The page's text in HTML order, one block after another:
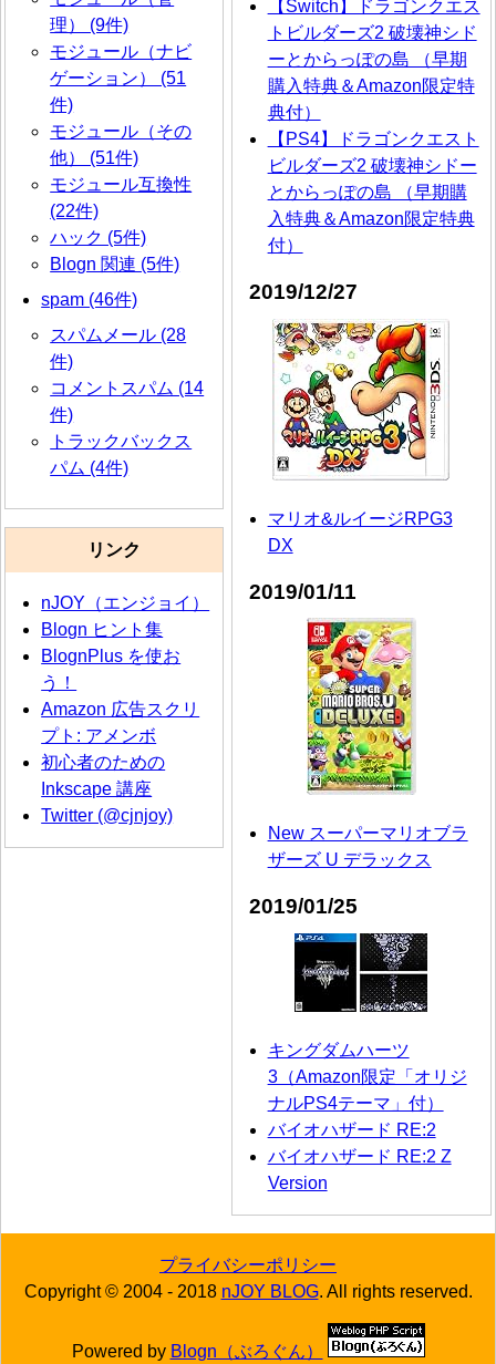
理） (9件)
モジュール（ナビ
ゲーション） (51
件)
モジュール（その
他） (51件)
モジュール互換性
(22件)
ハック (5件)
Blogn 関連 (5件)
spam (46件)
スパムメール (28
件)
コメントスパム (14
件)
トラックバックス
パム (4件)
リンク
nJOY（エンジョイ）
Blogn ヒント集
BlognPlus を使お
う！
Amazon 広告スクリ
プト: アメンボ
初心者のための
Inkscape 講座
Twitter (@cjnjoy)
【Switch】ドラゴンクエス
トビルダーズ2 破壊神シド
ーとからっぽの島 （早期
購入特典＆Amazon限定特
典付）
【PS4】ドラゴンクエスト
ビルダーズ2 破壊神シドー
とからっぽの島 （早期購
入特典＆Amazon限定特典
付）
2019/12/27
マリオ&ルイージRPG3
DX
2019/01/11
New スーパーマリオブラ
ザーズ U デラックス
2019/01/25
キングダムハーツ
3（Amazon限定「オリジ
ナルPS4テーマ」付）
バイオハザード RE:2
バイオハザード RE:2 Z
Version
プライバシーポリシー
Copyright © 2004 - 2018 nJOY BLOG. All rights reserved.
Powered by Blogn（ぶろぐん）